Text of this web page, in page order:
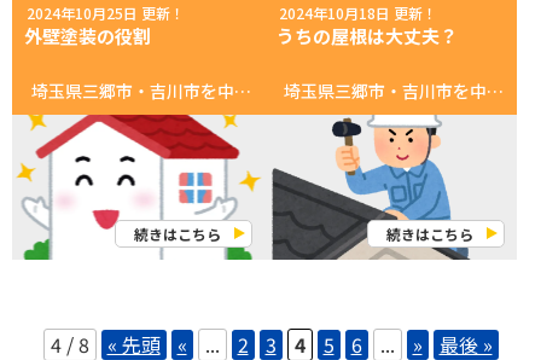
2024年10月25日 更新！
外壁塗装の役割
埼玉県三郷市・吉川市を中心に活動中！ 創業３０年 塗装に没頭する会社！ 外壁屋根塗装 専門店いのペン 今回は塗装の役割をお伝えします 皆様の大切なお家は日々ダメージを受けています。 紫外線（太陽光） 雨 潮風 そんなダメージから建物を守るのが外壁屋根塗装です！ その他にもお家をいつまでも綺麗に保つための美観の維持にもなります。 例えば、毎日皆さんがするお化粧も紫外線からお肌も守るために保護したり、 お肌を綺麗に見せるためにしているのと同じなんです。 なので定期的な塗装をお勧めします。 更に秋は塗装にとってもお勧めの季節です。 お気軽にお問合せしてねなのら！ お問い合わせ先 TEL: 0120-420-899 営業時間: 9:00〜18:00（月・日曜祝定休） あなたへのオススメ情報！ ▼最新のお得なチラシ▼ ▼無料！外壁・屋根診断▼ ▼無料！雨漏り診断▼ ▼最新！カラーシュミレーション▼ ▼地域最大ショールーム情報▼ https://inopen.jp/cms/wp-content/uploads/2024/02/08db111db98e6dee98204bd093a0b0bb.mp4 あなたへのオススメ記事 ▼【超必見】失敗しない！塗装業者の選び方！▼ ▼いのペン、プレオープンイベント！1日目！▼ ▼いのペンギャラリー｜いのペン漫画一覧▼ ▼いきなりインタビュー「20代現役塗装職人の実態」前編▼ ▼【新事実！】出来たばかりじゃない！創業30年の長～い歴史！▼ ▼いのペンSNSはコチラ▼ 公式SNS一覧
続きはこちら
2024年10月18日 更新！
うちの屋根は大丈夫？
埼玉県三郷市・吉川市を中心に活動中！ 創業３０年 塗装に没頭する会社！ 外壁屋根塗装 専門店いのペン 塗装が適さない屋根材について こんにちは、いのペンです。 今日は塗装が適さないノンアスベスト屋根（通称「ノンアス」）についてお話しします。 ノンアスベスト屋根材は、アスベストの健康リスクがない安全な屋根材として広く使用されていますが、1996年～2008年の間に製造されたノンアスベスト材は耐久性に問題があり、塗装が適さない屋根材となります。 これらの屋根材は、通常の塗装を施すと効果が得られないか、塗料がうまく定着しない場合があるため、特別な対策や方法が必要です。 今回は、塗装ができないノンアスベスト屋根材について解説し、適切な対応策について紹介します。 1. 塗装が難しいノンアスベスト屋根材の種類 一部のノンアスベスト屋根材は、素材の特性や表面の構造から、塗装が難しいとされています。代表的な屋根材は以下の通りです。 セメント系スレート（カラーベスト、コロニアル）： ノンアスベストのセメント系スレートは、耐久性が高いものの、表面が滑らかで塗料が定着しにくい場合があります。特に劣化が進んでいる場合、塗装をしてもすぐに剥がれてしまうことがあります。 また、1996年～2008年の間に製造されたノンアスベスト材は耐久性に問題があり、材料の寿命は10年前後がほとんどです。 特殊素材屋根材（プラスチックや樹脂系）： 一部のノンアスベスト屋根は、プラスチックや樹脂系の材料でできており、これらの素材は塗料がうまく定着しないことがあります。塗料を塗っても、表面が滑りやすく、剥離しやすいです。 2. 塗装ができない理由 塗装が難しい理由には、主に次のような要因があります。 素材の特性: ノンアスベスト屋根材は、アスベストを使用していないため、従来のアスベスト屋根と比べて塗料が定着しにくいことがあります。特に樹脂やプラスチック系の材料は、表面が滑らかで、塗料がしっかりと吸着しない場合があります。 経年劣化: 屋根材が古くなると、表面が劣化し、塗料を塗ってもすぐに剥がれてしまう可能性があります。劣化が進んだ屋根材は、塗装前に表面の補修が必要です。 水分吸収: セメント系のスレート屋根材は、時間とともに水分を吸収しやすくなります。この水分が塗装後に蒸発することで、塗膜が剥がれてしまうことがあります。 3. 塗装が難しい場合の対応策 塗装が難しいノンアスベスト屋根材には、適切な対応策が必要です。以下に、考えられる対応策を紹介します。 1. 専門業者による調査と診断 塗装が難しいとされる屋根材でも、専門業者による調査と適切な処置を行うことで、塗装が可能な場合もあります。塗装前に必ず屋根の状態を診断してもらい、塗装が可能かどうか、または別の対策が必要か判断してもらうことが重要です。 2. 屋根カバー工法 もし塗装がどうしても適さない場合、屋根カバー工法（重ね葺き）が有効です。屋根カバー工法は、既存の屋根材の上に新しい屋根材を重ねて施工する方法で、塗装の代わりに新しい屋根材を取り付けることで、屋根の美観や耐久性を向上させます。この方法は、既存の屋根材を撤去する必要がないため、コストや工期の面でも効率的です。 3. 屋根材の交換 既に屋根材が劣化しており、塗装や補修では十分な効果が得られない場合、屋根材の交換が必要になることもあります。ノンアスベストの新しい屋根材は、耐久性やメンテナンス性が向上しているため、今後の塗装メンテナンスも容易になる可能性があります。 塗装ができないノンアスベスト屋根材に対しては、カバー工法や屋根材の交換といった別のリフォーム方法を検討することが有効なのら。長期的に屋根の機能と美観を維持するためには、専門業者に相談して対応策を見極めることが大切なのら。 お気軽にお問合せしてねなのら！ お問い合わせ先 TEL: 0120-420-899 営業時間: 9:00〜18:00（月・日曜祝定休） あなたへのオススメ情報！ ▼最新のお得なチラシ▼ ▼無料！外壁・屋根診断▼ ▼無料！雨漏り診断▼ ▼最新！カラーシュミレーション▼ ▼地域最大ショールーム情報▼ https://inopen.jp/cms/wp-content/uploads/2024/02/08db111db98e6dee98204bd093a0b0bb.mp4 あなたへのオススメ記事 ▼【超必見】失敗しない！塗装業者の選び方！▼ ▼いのペン、プレオープンイベント！1日目！▼ ▼いのペンギャラリー｜いのペン漫画一覧▼ ▼いきなりインタビュー「20代現役塗装職人の実態」前編▼ ▼【新事実！】出来たばかりじゃない！創業30年の長～い歴史！▼ ▼いのペンSNSはコチラ▼ 公式SNS一覧
続きはこちら
4 / 8 « 先頭 « ... 2 3 4 5 6 ... » 最後 »